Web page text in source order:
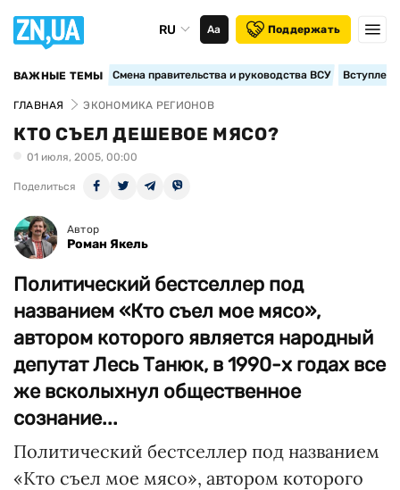
RU Аа Поддержать
ВАЖНЫЕ ТЕМЫ Смена правительства и руководства ВСУ
ГЛАВНАЯ ЭКОНОМИКА РЕГИОНОВ
КТО СЪЕЛ ДЕШЕВОЕ МЯСО?
01 июля, 2005, 00:00
Поделиться
Автор
Роман Якель
Политический бестселлер под
названием «Кто съел мое мясо»,
автором которого является народный
депутат Лесь Танюк, в 1990-х годах все
же всколыхнул общественное
сознание...
Политический бестселлер под названием
«Кто съел мое мясо», автором которого